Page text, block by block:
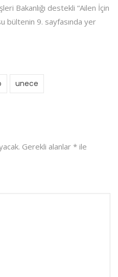
Bakanlığı destekli “Ailen İçin
bültenin 9. sayfasında yer
unece
Gerekli alanlar * ile